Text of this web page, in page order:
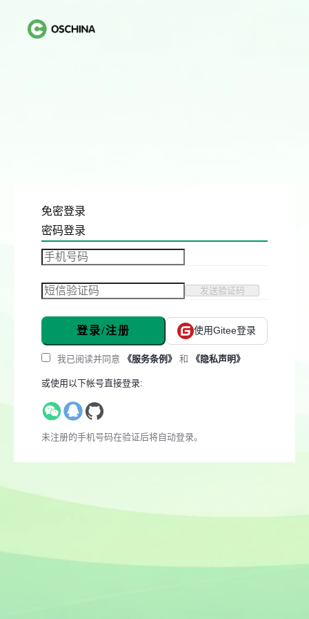
免密登录
密码登录
发送验证码
登录/注册 使用Gitee登录
我已阅读并同意 《服务条例》 和 《隐私声明》
或使用以下帐号直接登录:
未注册的手机号码在验证后将自动登录。